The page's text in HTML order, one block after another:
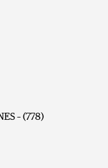
– (778)